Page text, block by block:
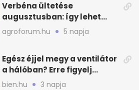
Verbéna ültetése
augusztusban: így lehet
még idén virágos a kert
agroforum.hu 5 napja
Egész éjjel megy a ventilátor
a hálóban? Erre figyelj
alvásnál nyáron
bien.hu 3 napja